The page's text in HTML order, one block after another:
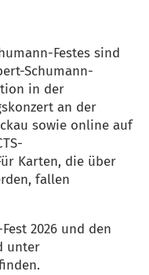
Festes sind
Schumann-
in der
an der
sowie online auf
Karten, die über
fallen
2026 und den
unter